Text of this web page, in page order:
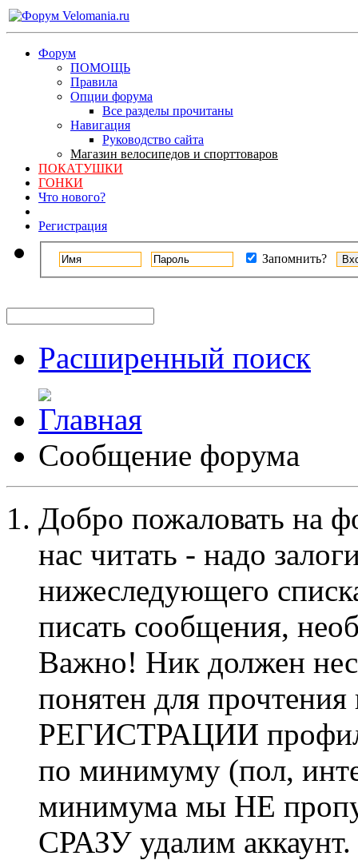
Форум
ПОМОЩЬ
Правила
Опции форума
Все разделы прочитаны
Навигация
Руководство сайта
Магазин велосипедов и спорттоваров
ПОКАТУШКИ
ГОНКИ
Что нового?
Регистрация
Запомнить?
Расширенный поиск
Сообщение форума
Добро пожаловать на
нас читать - надо
нижеследующего
писать сообщения,
Важно! Ник должен
понятен для
РЕГИСТРАЦИИ профиль
по минимуму (пол,
минимума мы НЕ
СРАЗУ удалим